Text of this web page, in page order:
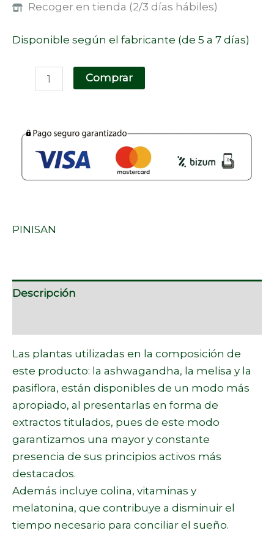
Recoger en tienda (2/3 días hábiles)
Disponible según el fabricante (de 5 a 7 días)
Comprar
PINISAN
Descripción
Las plantas utilizadas en la composición de
este producto: la ashwagandha, la melisa y la
pasiflora, están disponibles de un modo más
apropiado, al presentarlas en forma de
extractos titulados, pues de este modo
garantizamos una mayor y constante
presencia de sus principios activos más
destacados.
Además incluye colina, vitaminas y
melatonina, que contribuye a disminuir el
tiempo necesario para conciliar el sueño.